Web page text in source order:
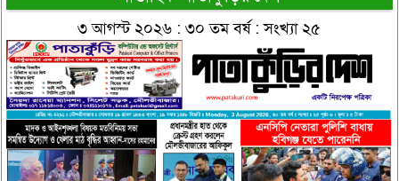
৩ আগস্ট ২০২৬ : ৩০ তম বর্ষ : সংখ্যা ২৫